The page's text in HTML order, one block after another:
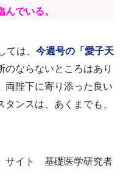
でいる。
ては、 今週号の「愛子天
のならないところはあり
両陛下に寄り添った良い
ンスは、あくまでも、
サイト 基礎医学研究者